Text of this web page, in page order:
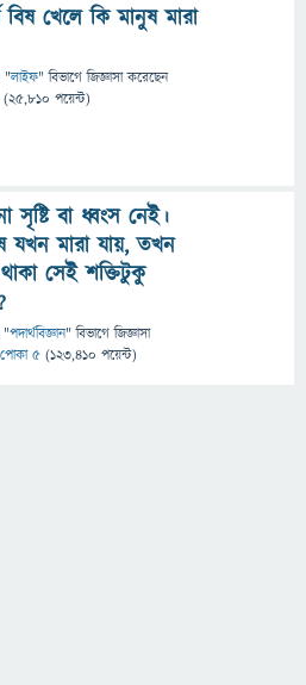
বিষ খেলে কি মানুষ মারা
"লাইফ" বিভাগে জিজ্ঞাসাকরেছেন
(25,810 পয়েন্ট)
সৃষ্টি বা ধ্বংস নেই।
যখন মারা যায়, তখন
সেই শক্তিটুকু
"পদার্থবিজ্ঞান" বিভাগে জিজ্ঞাসা
পোকা ৫ (123,410 পয়েন্ট)